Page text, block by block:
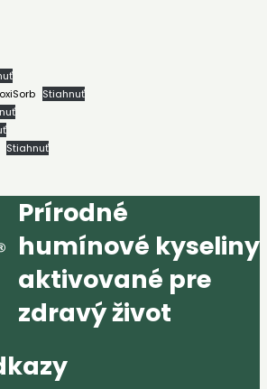
Stiahnuť
Stiahnuť
Prírodné
humínové kyseliny
aktivované pre
zdravý život